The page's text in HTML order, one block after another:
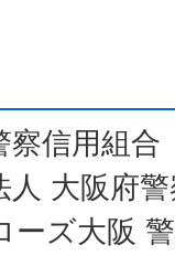
察信用組合
人 大阪府
ーズ大阪